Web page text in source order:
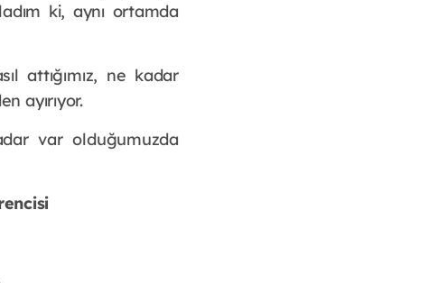
ki, aynı ortamda
attığımız, ne kadar
ayırıyor.
var olduğumuzda